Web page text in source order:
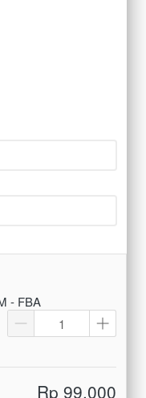
- FBA
Rp 99.000